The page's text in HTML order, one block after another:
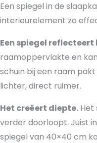
Een spiegel in de
interieurelement zo
Een spiegel
raamoppervlakte en
schuin bij een raam
lichter, direct ruimer.
Het creëert diepte. Het
verder doorloopt. Juist
spiegel van 40×40 cm